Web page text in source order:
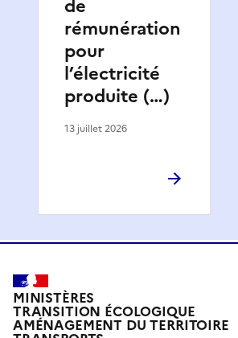
de
rémunération
pour
l’électricité
produite (…)
13 juillet 2026
MINISTÈRES
TRANSITION ÉCOLOGIQUE
AMÉNAGEMENT DU TERRITOIRE